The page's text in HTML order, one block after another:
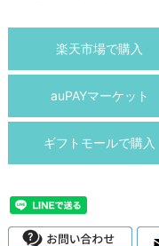
楽天市場で購入
auPAYマーケット
ギフトモールで購入